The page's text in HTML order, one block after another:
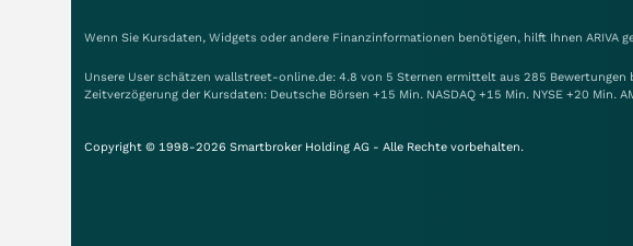
Wenn Sie Kursdaten, Widgets oder andere Finanzinformationen benötigen, hilft Ihnen ARIVA
Unsere User schätzen wallstreet-online.de: 4.8 von 5 Sternen ermittelt aus 285 Bewertungen
Zeitverzögerung der Kursdaten: Deutsche Börsen +15 Min. NASDAQ +15 Min. NYSE +20 Min.
Copyright © 1998-2026 Smartbroker Holding AG - Alle Rechte vorbehalten.